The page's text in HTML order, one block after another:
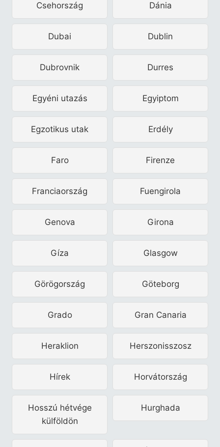
Csehország Dánia
Dubai Dublin
Dubrovnik Durres
Egyéni utazás Egyiptom
Egzotikus utak Erdély
Faro Firenze
Franciaország Fuengirola
Genova Girona
Gíza Glasgow
Görögország Göteborg
Grado Gran Canaria
Heraklion Herszonisszosz
Hírek Horvátország
Hosszú hétvége
külföldön
Hurghada